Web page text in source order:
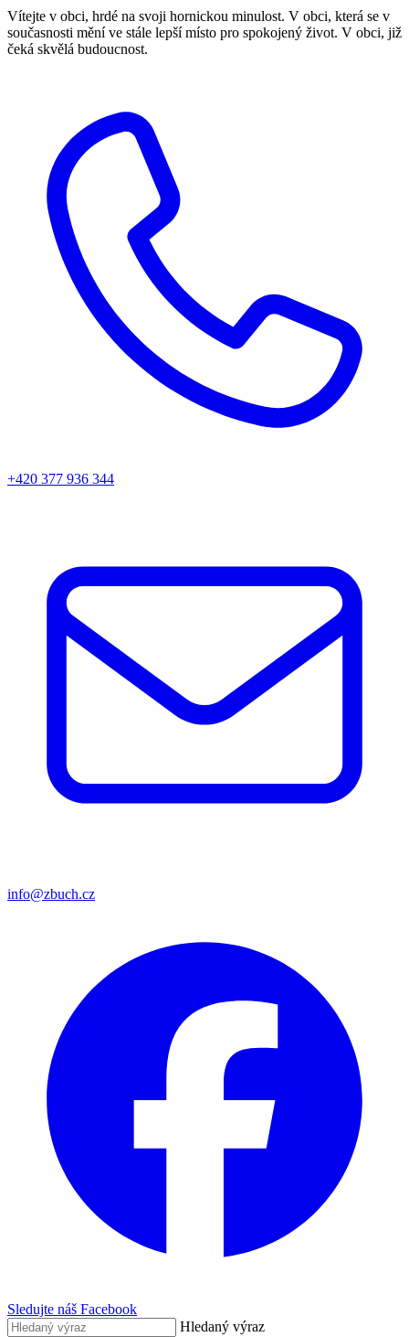
Vítejte v obci, hrdé na svoji hornickou minulost. V obci, která se v
současnosti mění ve stále lepší místo pro spokojený život. V obci, již
čeká skvělá budoucnost.
+420 377 936 344
info@zbuch.cz
Sledujte náš Facebook
Hledaný výraz